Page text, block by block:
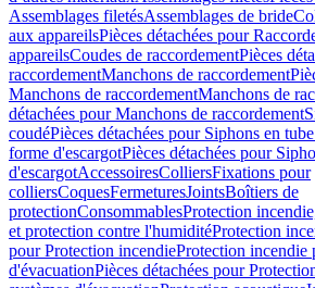
Assemblages filetésAssemblages de bride
aux appareilsPièces détachées pour
appareilsCoudes de raccordementPièces
raccordementManchons de raccordement
Manchons de raccordementManchons de
détachées pour Manchons de raccordement
coudéPièces détachées pour Siphons en
forme d'escargotPièces détachées pour
d'escargotAccessoiresColliersFixations pour
colliersCoquesFermeturesJointsBoîtiers de
protectionConsommablesProtection
et protection contre l'humiditéProtection
pour Protection incendieProtection incendie
d'évacuationPièces détachées pour